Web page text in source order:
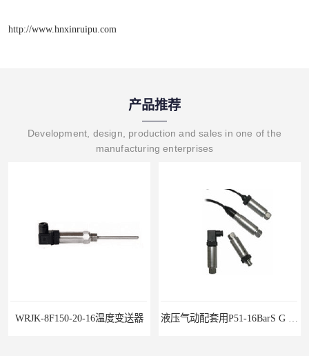
http://www.hnxinruipu.com
产品推荐
Development, design, production and sales in one of the
manufacturing enterprises
度变送器 液压气动配套用P51-16BarS G -A-MD-20MA 压力变送器